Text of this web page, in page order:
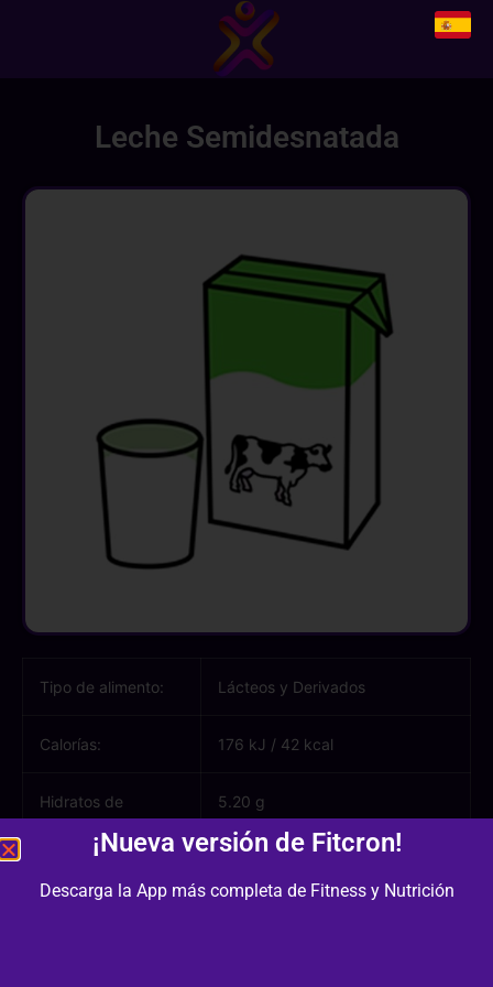
Leche Semidesnatada
Tipo de alimento: Lácteos y Derivados
Calorías: 176 kJ / 42 kcal
Hidratos de
carbono:
5.20 g
Azúcares: 5.00 g
¡Nueva versión de Fitcron!
Descarga la App más completa de Fitness y Nutrición